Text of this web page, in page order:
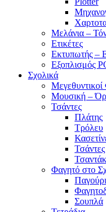
Μελάνια –
Ετικέτες
Εκτυπωτής –
Εξοπλισμός
Σχολικά
Μεγεθυντικοί
Μουσική –
Τσάντες
Πλάτης
Τρόλευ
Φαγητό στο
Σουπλά